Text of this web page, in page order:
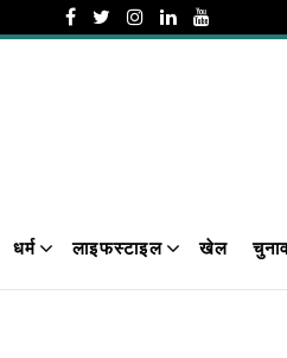
धर्म लाइफस्टाइल खेल